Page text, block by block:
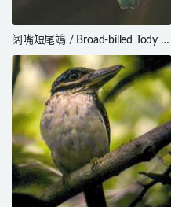
阔嘴短尾鴗 / Broad-billed Tody /
Todus subulatus